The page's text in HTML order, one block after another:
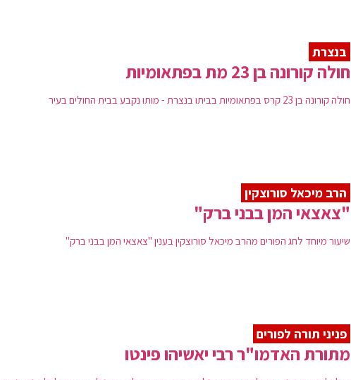
בנצרת
חולה קורונה בן 23 מת בפתאומיות
חולה קורונה בן 23 קרס בפתאומיות בביתו בנצרת - מותו נקבע בבית החולים בעיר
הרב מיכאל סורוצקין
"צאצאי המן בבני ברק"
שיעור מיוחד לחג הפורים מהרב מיכאל סורוצקין בענין "צאצאי המן בבני ברק"
פניני תורה לפורים
מתורת האדמו"ר רבי יאשיהו פינטו